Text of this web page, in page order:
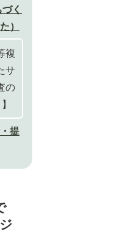
く
）
複
サ
の
提